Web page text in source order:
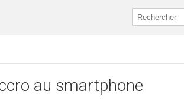
au smartphone